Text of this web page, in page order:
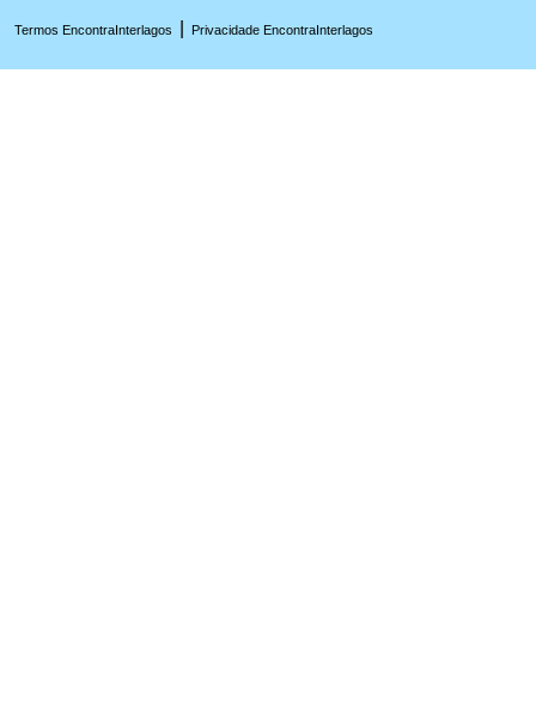
Termos EncontraInterlagos Privacidade EncontraInterlagos